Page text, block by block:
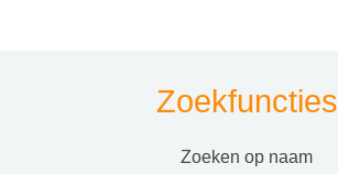
Zoekfuncties
zoeken op naam